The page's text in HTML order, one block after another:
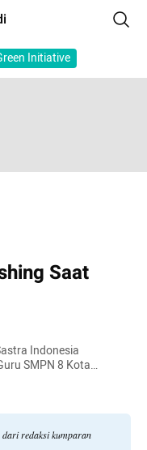
Initiative
Saat
Indonesia
SMPN 8 Kota
redaksi kumparan